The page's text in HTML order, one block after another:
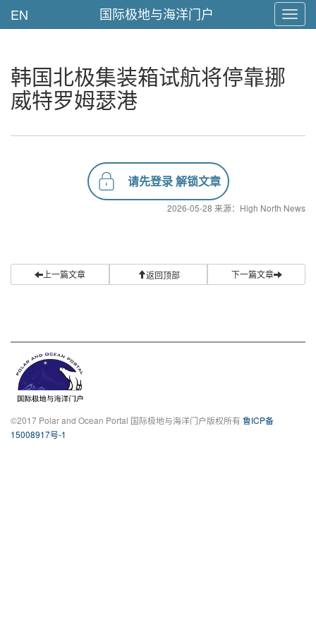
EN 国际极地与海洋门户
韩国北极集装箱试航将停靠挪
威特罗姆瑟港
请先登录 解锁文章
2026-05-28 来源：High North News
上一篇文章 返回顶部 下一篇文章
©2017 Polar and Ocean Portal 国际极地与海洋门户版权所有 鲁ICP备
15008917号-1